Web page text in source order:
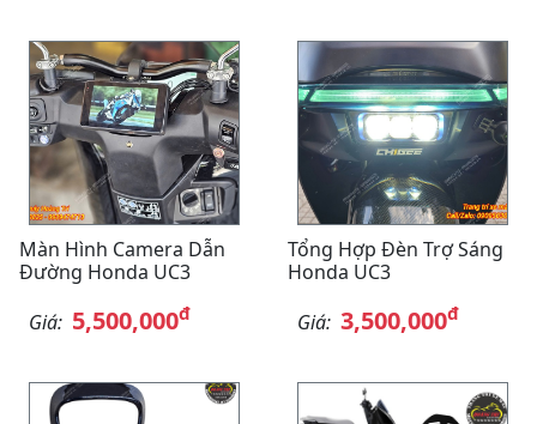
Màn Hình Camera Dẫn
Đường Honda UC3
Giá: 5,500,000đ
Tổng Hợp Đèn Trợ Sáng
Honda UC3
Giá: 3,500,000đ